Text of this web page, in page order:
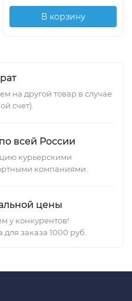
В корзину
на другой товар в случае
счет).
всей России
курьерскими
компаниями.
цены
у конкурентов!
заказа 1000 руб.